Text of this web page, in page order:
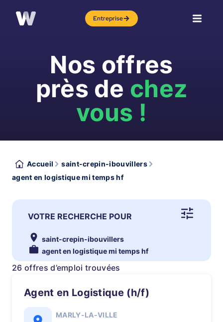
Entreprise
Nos offres
près de chez
vous !
Accueil
saint-crepin-ibouvillers
agent en logistique mi temps hf
VOTRE RECHERCHE POUR
saint-crepin-ibouvillers
agent en logistique mi temps hf
26 offres d’emploi trouvées
Agent en Logistique (h/f)
MARLY-LA-VILLE